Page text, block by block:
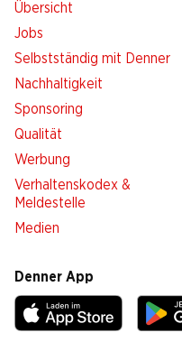
Übersicht
Jobs
Selbstständig mit Denner
Nachhaltigkeit
Sponsoring
Qualität
Werbung
Verhaltenskodex &
Meldestelle
Medien
Denner App